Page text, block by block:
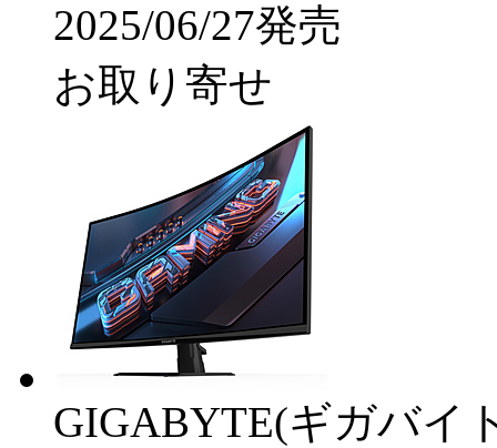
2025/06/27発売
お取り寄せ
GIGABYTE(ギガバイ